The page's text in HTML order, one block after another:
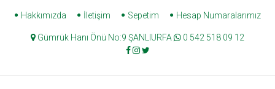
Skip
content
Hakkımızda İletişim Sepetim Hesap Numaralarımız
Gümrük Hanı Önü No:9 ŞANLIURFA 0 542 518 09 12